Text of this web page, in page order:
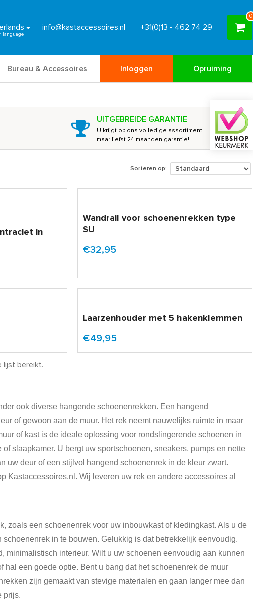
info@kastaccessoires.nl +31(0)13 - 462 74 29
0
Bureau & Accessoires Inloggen Opruiming
UITGEBREIDE GARANTIE
U krijgt op ons volledige assortiment
maar liefst 24 maanden garantie!
ook diverse hangende schoenenrekken. Een hangend
of gewoon aan de muur. Het rek neemt nauwelijks ruimte in maar
of kast is de ideale oplossing voor rondslingerende schoenen in
slaapkamer. U bergt uw sportschoenen, sneakers, pumps en nette
uw deur of een stijlvol hangend schoenenrek in de kleur zwart.
Kastaccessoires.nl. Wij leveren uw rek en andere accessoires al
zoals een schoenenrek voor uw inbouwkast of kledingkast. Als u de
in te bouwen. Gelukkig is dat betrekkelijk eenvoudig.
minimalistisch interieur. Wilt u uw schoenen eenvoudig aan kunnen
een goede optie. Bent u bang dat het schoenenrek de muur
zijn gemaakt van stevige materialen en gaan langer mee dan
prijs.
Sorteren op:
in
Wandrail voor schoenenrekken type
SU
€32,95
Laarzenhouder met 5 hakenklemmen
€49,95
lijst bereikt.